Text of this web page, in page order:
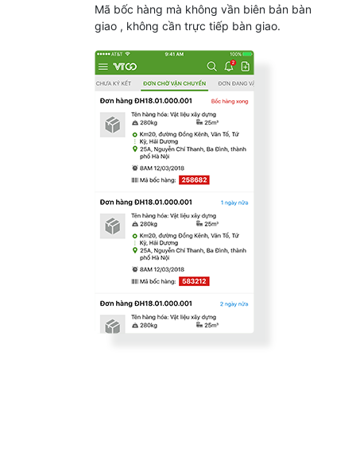
Mã bốc hàng mà không vần biên bản bàn
giao , không cần trực tiếp bàn giao.